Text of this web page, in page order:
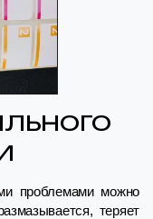
проблемами можно
теряет